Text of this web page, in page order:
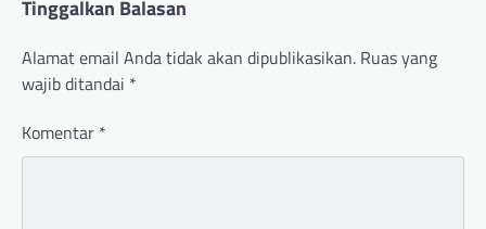
Tinggalkan Balasan
Alamat email Anda tidak akan dipublikasikan. Ruas yang
wajib ditandai *
Komentar *